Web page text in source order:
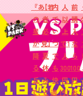
『あ
の
星
が
降
る
丘
で、
【若
者
必
見】
夏
休
み
ど
内
で
い
つ
で
も
快
適！
人
以
上
で1
人
300
円
引
前
購
入
な
ら
100
円
お